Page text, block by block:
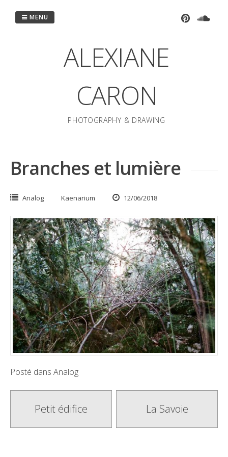
ALEXIANE
CARON
PHOTOGRAPHY & DRAWING
MENU
Branches et lumière
Analog Kaenarium 12/06/2018
Posté dans Analog
Poste
navigation
Petit édifice La Savoie